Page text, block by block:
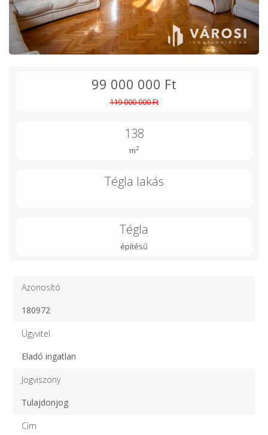
99 000 000 Ft
119 000 000 Ft
138
m2
Tégla lakás
Tégla
építésű
Azonosító
180972
Ügyvitel
Eladó ingatlan
Jogviszony
Tulajdonjog
Cím